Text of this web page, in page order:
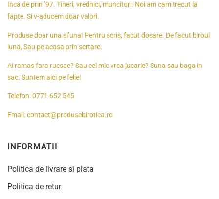
Inca de prin ’97. Tineri, vrednici, muncitori. Noi am cam trecut la
fapte. Si v-aducem doar valori.
Produse doar una si’una! Pentru scris, facut dosare. De facut biroul
luna, Sau pe acasa prin sertare.
Ai ramas fara rucsac? Sau cel mic vrea jucarie? Suna sau baga in
sac. Suntem aici pe felie!
Telefon:0771 652 545
Email:contact@produsebirotica.ro
INFORMATII
Politica de livrare si plata
Politica de retur